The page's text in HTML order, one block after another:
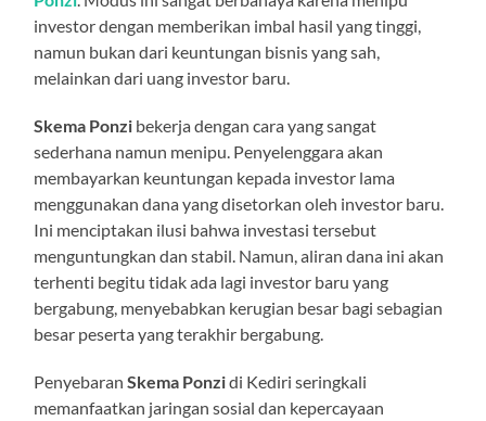
investor dengan memberikan imbal hasil yang tinggi,
namun bukan dari keuntungan bisnis yang sah,
melainkan dari uang investor baru.
Skema Ponzi bekerja dengan cara yang sangat
sederhana namun menipu. Penyelenggara akan
membayarkan keuntungan kepada investor lama
menggunakan dana yang disetorkan oleh investor baru.
Ini menciptakan ilusi bahwa investasi tersebut
menguntungkan dan stabil. Namun, aliran dana ini akan
terhenti begitu tidak ada lagi investor baru yang
bergabung, menyebabkan kerugian besar bagi sebagian
besar peserta yang terakhir bergabung.
PenyebaranSkema Ponzidi Kediri seringkali
memanfaatkan jaringan sosial dan kepercayaan